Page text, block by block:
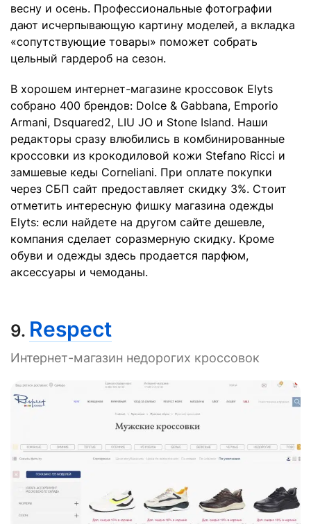
весну и осень. Профессиональные фотографии
дают исчерпывающую картину моделей, а вкладка
«сопутствующие товары» поможет собрать
цельный гардероб на сезон.
В хорошем интернет-магазине кроссовок Elyts
собрано 400 брендов: Dolce & Gabbana, Emporio
Armani, Dsquared2, LIU JO и Stone Island. Наши
редакторы сразу влюбились в комбинированные
кроссовки из крокодиловой кожи Stefano Ricci и
замшевые кеды Corneliani. При оплате покупки
через СБП сайт предоставляет скидку 3%. Стоит
отметить интересную фишку магазина одежды
Elyts: если найдете на другом сайте дешевле,
компания сделает соразмерную скидку. Кроме
обуви и одежды здесь продается парфюм,
аксессуары и чемоданы.
9. Respect
Интернет-магазин недорогих кроссовок